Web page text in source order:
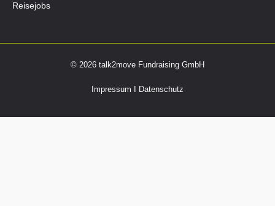
Reisejobs
© 2026 talk2move Fundraising GmbH
Impressum Datenschutz